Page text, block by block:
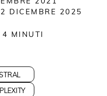
DICEMBRE 2025
4 MINUTI